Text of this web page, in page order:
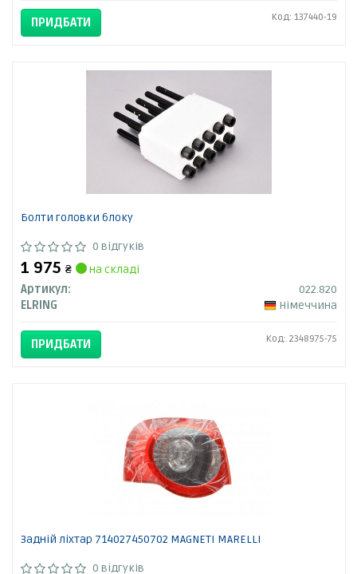
ПРИДБАТИ Код: 137440-19
Болти головки блоку
0 відгуків
1 975 ₴
на складі
Артикул:
022.820
ELRING
Німеччина
ПРИДБАТИ Код: 2348975-75
Задній ліхтар 714027450702 MAGNETI MARELLI
0 відгуків